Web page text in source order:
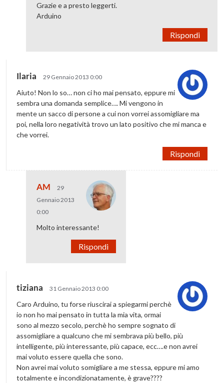
Grazie e a presto leggerti.
Arduino
Rispondi
Ilaria 29 Gennaio 2013 0:00
Aiuto! Non lo so… non ci ho mai pensato, eppure mi
sembra una domanda semplice…. Mi vengono in
mente un sacco di persone a cui non vorrei assomigliare ma
poi, nella loro negatività trovo un lato positivo che mi manca e
che vorrei.
Rispondi
AM
29
Gennaio 2013
0:00
Molto interessante!
Rispondi
tiziana 31 Gennaio 2013 0:00
Caro Arduino, tu forse riuscirai a spiegarmi perchè
io non ho mai pensato in tutta la mia vita, ormai
sono al mezzo secolo, perchè ho sempre sognato di
assomigliare a qualcuno che mi sembrava più bello, più
intelligente, più interessante, più capace, ecc….e non avrei
mai voluto essere quella che sono.
Non avrei mai voluto somigliare a me stessa, eppure mi amo
totalmente e incondizionatamente, è grave????